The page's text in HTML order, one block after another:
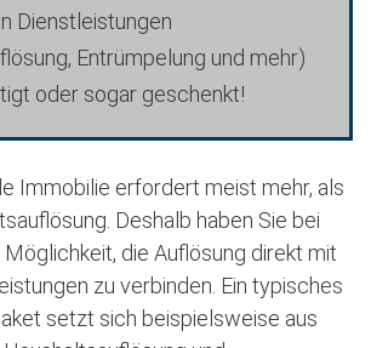
Dienstleistungen
Entrümpelung und mehr)
oder sogar geschenkt!
Immobilie erfordert meist mehr, als
Deshalb haben Sie bei
die Auflösung direkt mit
zu verbinden. Ein typisches
setzt sich beispielsweise aus